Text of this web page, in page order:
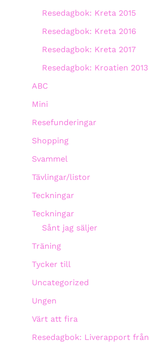
Resedagbok: Kreta 2015
Resedagbok: Kreta 2016
Resedagbok: Kreta 2017
Resedagbok: Kroatien 2013
ABC
Mini
Resefunderingar
Shopping
Svammel
Tävlingar/listor
Teckningar
Teckningar
Sånt jag säljer
Träning
Tycker till
Uncategorized
Ungen
Värt att fira
Resedagbok: Liverapport från